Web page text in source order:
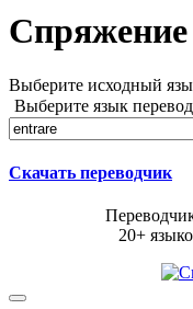
Спряжение
Выберите исходный
Выберите язык
Скачать переводчик
20+